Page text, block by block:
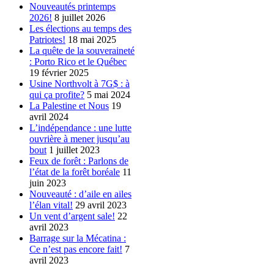
Nouveautés printemps
2026! 8 juillet 2026
Les élections au temps des
Patriotes! 18 mai 2025
La quête de la souveraineté
: Porto Rico et le Québec
19 février 2025
Usine Northvolt à 7G$ : à
qui ça profite? 5 mai 2024
La Palestine et Nous 19
avril 2024
L’indépendance : une lutte
ouvrière à mener jusqu’au
bout 1 juillet 2023
Feux de forêt : Parlons de
l’état de la forêt boréale 11
juin 2023
Nouveauté : d’aile en ailes
l’élan vital! 29 avril 2023
Un vent d’argent sale! 22
avril 2023
Barrage sur la Mécatina :
Ce n’est pas encore fait! 7
avril 2023